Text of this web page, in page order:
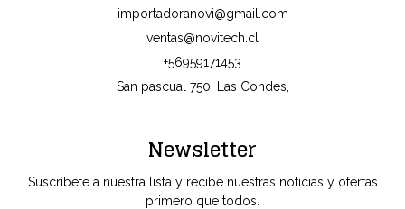
importadoranovi@gmail.com
ventas@novitech.cl
+56959171453
San pascual 750, Las Condes,
Newsletter
Suscríbete a nuestra lista y recibe nuestras noticias y ofertas
primero que todos.